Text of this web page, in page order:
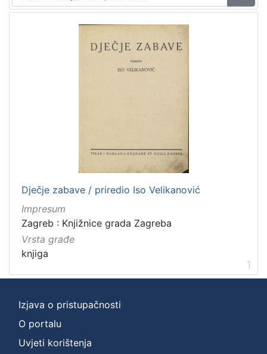
Knjige
1
Dječje zabave / priredio Iso Velikanović
Impresum
Zagreb : Knjižnice grada Zagreba
Vrsta građe
knjiga
1
Izjava o pristupačnosti
O portalu
Uvjeti korištenja